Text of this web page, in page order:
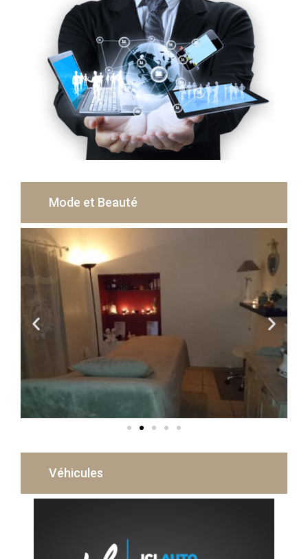
Mode et Beauté
Véhicules